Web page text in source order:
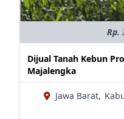
Rp.
Dijual Tanah Kebun
Majalengka
Jawa Barat,